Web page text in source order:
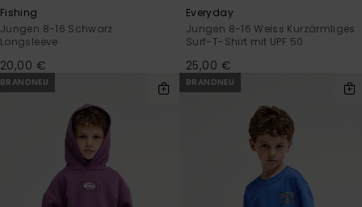
Fishing
Jungen 8-16 Schwarz
Longsleeve
20,00 €
Everyday
Jungen 8-16 Weiss Kurzärmliges
Surf-T-Shirt mit UPF 50
25,00 €
BRANDNEU BRANDNEU